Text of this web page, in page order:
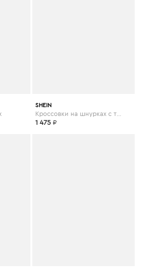
SHEIN
Кроссовки на шнурках с текстовой заплатой
1 475 ₽